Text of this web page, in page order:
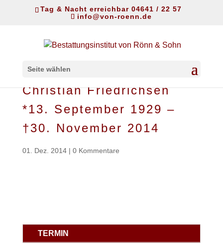
Tag & Nacht erreichbar 04641 / 22 57
info@von-roenn.de
Seite wählen
Christian Friedrichsen
*13. September 1929 –
†30. November 2014
01. Dez. 2014| 0 Kommentare
TERMIN